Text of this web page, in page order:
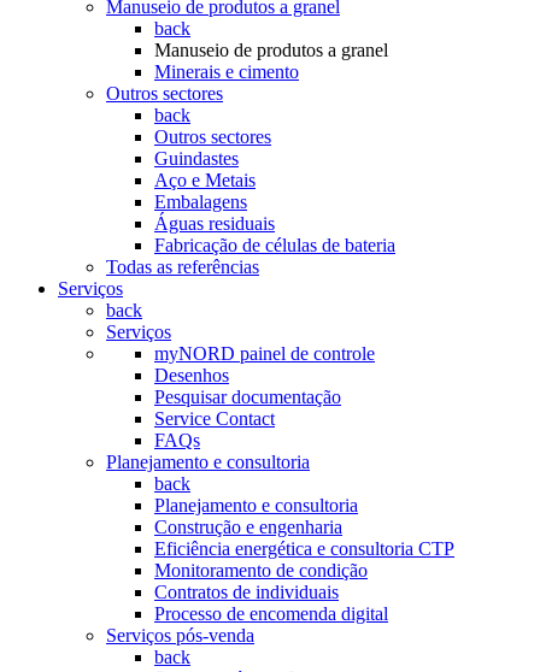
Manuseio de produtos a granel
back
Manuseio de produtos a granel
Minerais e cimento
Outros sectores
back
Outros sectores
Guindastes
Aço e Metais
Embalagens
Águas residuais
Fabricação de células de bateria
Todas as referências
Serviços
back
Serviços
myNORD painel de controle
Desenhos
Pesquisar documentação
Service Contact
FAQs
Planejamento e consultoria
back
Planejamento e consultoria
Construção e engenharia
Eficiência energética e consultoria CTP
Monitoramento de condição
Contratos de individuais
Processo de encomenda digital
Serviços pós-venda
back